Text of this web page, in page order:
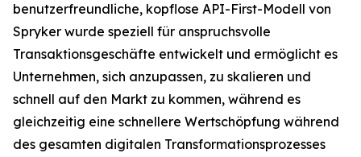
benutzerfreundliche, kopflose API-First-Modell von
Spryker wurde speziell für anspruchsvolle
Transaktionsgeschäfte entwickelt und ermöglicht es
Unternehmen, sich anzupassen, zu skalieren und
schnell auf den Markt zu kommen, während es
gleichzeitig eine schnellere Wertschöpfung während
des gesamten digitalen Transformationsprozesses